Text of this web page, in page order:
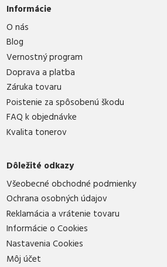
Informácie
O nás
Blog
Vernostný program
Doprava a platba
Záruka tovaru
Poistenie za spôsobenú škodu
FAQ k objednávke
Kvalita tonerov
Dôležité odkazy
Všeobecné obchodné podmienky
Ochrana osobných údajov
Reklamácia a vrátenie tovaru
Informácie o Cookies
Nastavenia Cookies
Môj účet